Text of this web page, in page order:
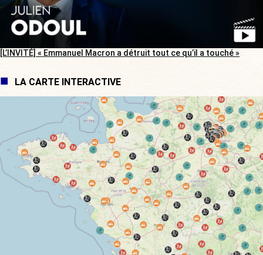
[L’INVITÉ] « Emmanuel Macron a détruit tout ce qu’il a touché »
LA CARTE INTERACTIVE